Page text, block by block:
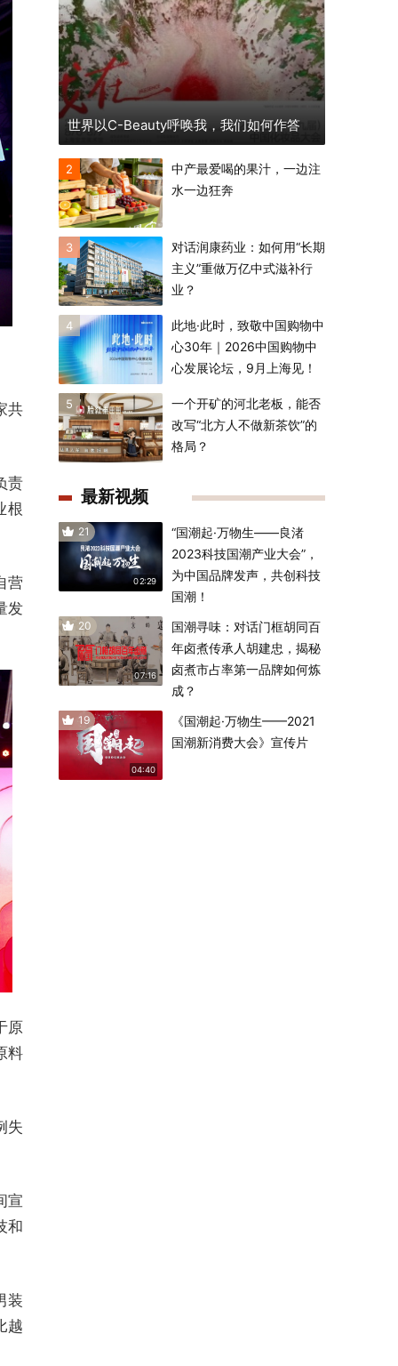
共
责
根
营
发
原
料
失
宣
和
装
越
世界以C-Beauty呼唤我，我们如何作答
2
中产最爱喝的果汁，一边注
水一边狂奔
3
对话润康药业：如何用“长期
主义”重做万亿中式滋补行
业？
4
此地·此时，致敬中国购物中
心30年｜2026中国购物中
心发展论坛，9月上海见！
5
一个开矿的河北老板，能否
改写“北方人不做新茶饮”的
格局？
最新视频
21
02:29
“国潮起·万物生——良渚
2023科技国潮产业大会”，
为中国品牌发声，共创科技
国潮！
20
07:16
国潮寻味：对话门框胡同百
年卤煮传承人胡建忠，揭秘
卤煮市占率第一品牌如何炼
成？
19
04:40
《国潮起·万物生——2021
国潮新消费大会》宣传片